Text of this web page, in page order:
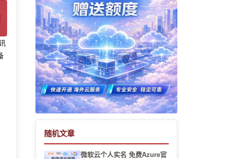
随机文章
微软云个人实名 免费Azure官